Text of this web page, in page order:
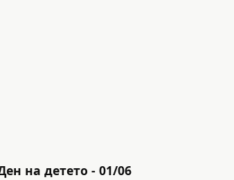
на детето - 01/06